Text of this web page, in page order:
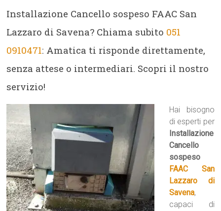
Installazione Cancello sospeso FAAC San
Lazzaro di Savena? Chiama subito 051
0910471: Amatica ti risponde direttamente,
senza attese o intermediari. Scopri il nostro
servizio!
Hai bisogno
di esperti per
Installazione
Cancello
sospeso
FAAC San
Lazzaro di
Savena,
capaci di